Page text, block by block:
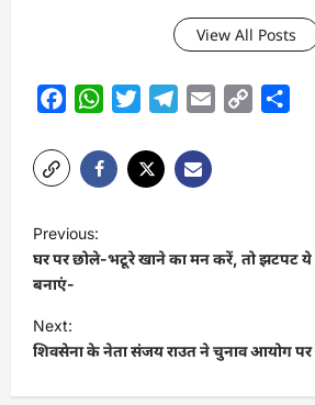
View All Posts
FacebookWhatsAppTwitterTelegram
Email
Copy
o
s
t
n
a
Previous:
घर पर छोले-भटूरे खाने का मन करें, तो झटपट
बनाएं-
Next:
शिवसेना के नेता संजय राउत ने चुनाव आयोग पर